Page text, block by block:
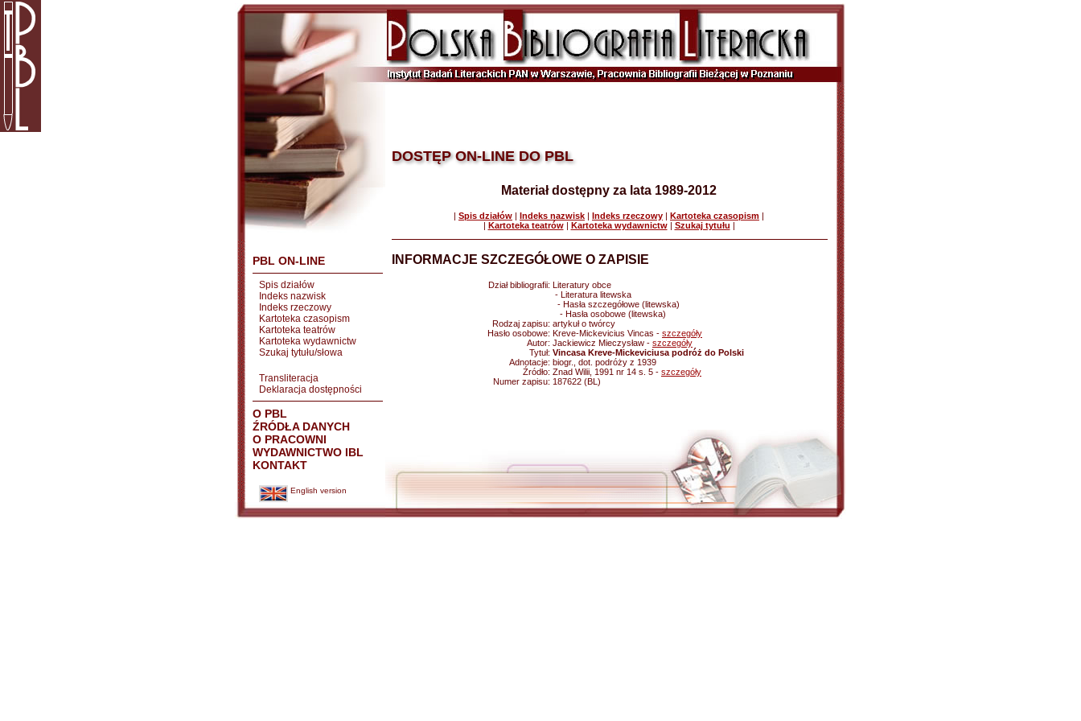
PBL ON-LINE
Spis działów
Indeks nazwisk
Indeks rzeczowy
Kartoteka czasopism
Kartoteka teatrów
Kartoteka wydawnictw
Szukaj tytułu/słowa
Transliteracja
Deklaracja dostępności
O PBL
ŹRÓDŁA DANYCH
O PRACOWNI
WYDAWNICTWO IBL
KONTAKT
English version
DOSTĘP ON-LINE DO PBL
Materiał dostępny za lata 1989-2012
| Spis działów | Indeks nazwisk | Indeks rzeczowy | Kartoteka czasopism |
| Kartoteka teatrów| Kartoteka wydawnictw| Szukaj tytułu |
INFORMACJE SZCZEGÓŁOWE O ZAPISIE
Dział bibliografii: Literatury obce
- Literatura litewska
- Hasła szczegółowe (litewska)
- Hasła osobowe (litewska)
Rodzaj zapisu: artykuł o twórcy
Hasło osobowe: Kreve-Mickevicius Vincas - szczegóły
Autor: Jackiewicz Mieczysław - szczegóły
Tytuł: Vincasa Kreve-Mickeviciusa podróż do Polski
Adnotacje: biogr., dot. podróży z 1939
Źródło: Znad Wilii, 1991 nr 14 s. 5 - szczegóły
Numer zapisu: 187622 (BL)